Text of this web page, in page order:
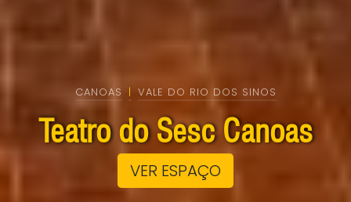
CANOAS | VALE DO RIO DOS SINOS
Teatro do Sesc Canoas
VER ESPAÇO